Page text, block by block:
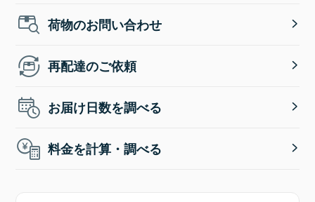
荷物のお問い合わせ
再配達のご依頼
お届け日数を調べる
料金を計算・調べる